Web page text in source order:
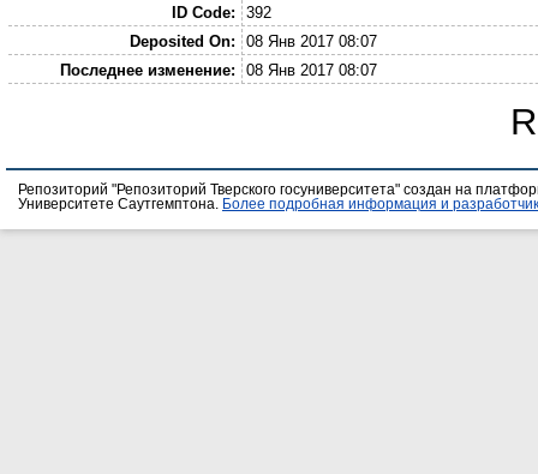
ID Code:
392
Deposited On:
08 Янв 2017 08:07
Последнее изменение:
08 Янв 2017 08:07
Репозиторий "Репозиторий Тверского госуниверситета" создан на
Университете Саутгемптона. Более подробная информация и